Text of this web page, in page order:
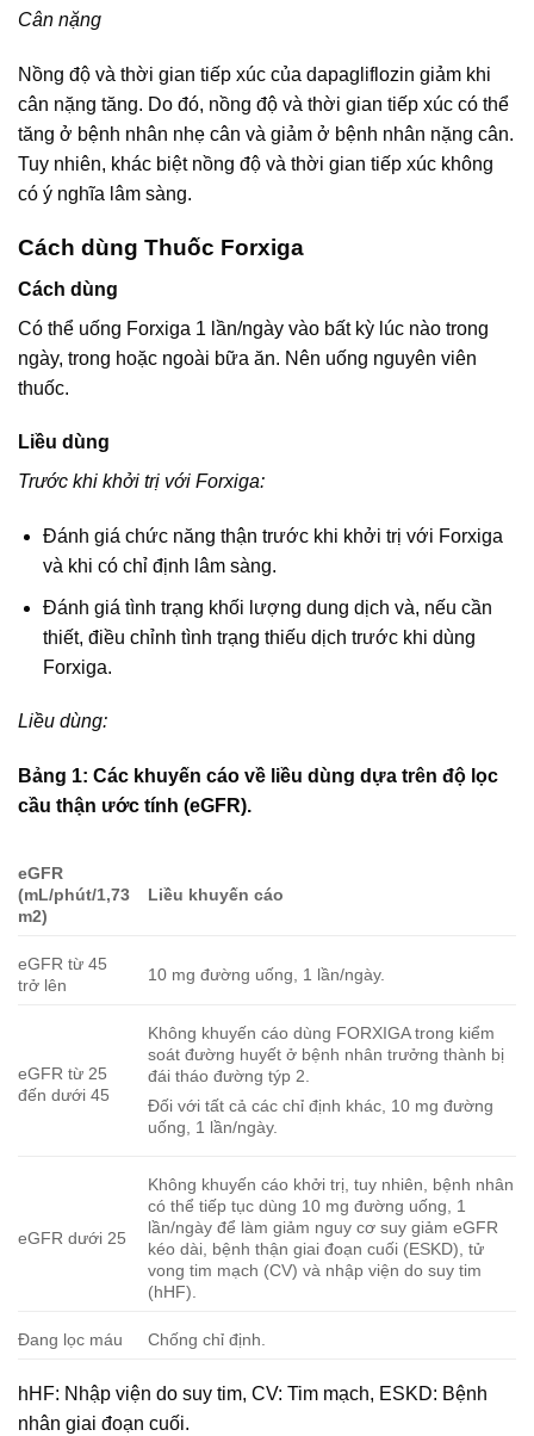
Cân nặng
Nồng độ và thời gian tiếp xúc của dapagliflozin giảm khi
cân nặng tăng. Do đó, nồng độ và thời gian tiếp xúc có thể
tăng ở bệnh nhân nhẹ cân và giảm ở bệnh nhân nặng cân.
Tuy nhiên, khác biệt nồng độ và thời gian tiếp xúc không
có ý nghĩa lâm sàng.
Cách dùng Thuốc Forxiga
Cách dùng
Có thể uống Forxiga 1 lần/ngày vào bất kỳ lúc nào trong
ngày, trong hoặc ngoài bữa ăn. Nên uống nguyên viên
thuốc.
Liều dùng
Trước khi khởi trị với Forxiga:
Đánh giá chức năng thận trước khi khởi trị với Forxiga
và khi có chỉ định lâm sàng.
Đánh giá tình trạng khối lượng dung dịch và, nếu cần
thiết, điều chỉnh tình trạng thiếu dịch trước khi dùng
Forxiga.
Liều dùng:
Bảng 1: Các khuyến cáo về liều dùng dựa trên độ lọc
cầu thận ước tính (eGFR).
eGFR
(mL/phút/1,73
m2)
Liều khuyến cáo
eGFR từ 45
trở lên
10 mg đường uống, 1 lần/ngày.
eGFR từ 25
đến dưới 45
Không khuyến cáo dùng FORXIGA trong kiểm
soát đường huyết ở bệnh nhân trưởng thành bị
đái tháo đường týp 2.
Đối với tất cả các chỉ định khác, 10 mg đường
uống, 1 lần/ngày.
eGFR dưới 25
Không khuyến cáo khởi trị, tuy nhiên, bệnh nhân
có thể tiếp tục dùng 10 mg đường uống, 1
lần/ngày để làm giảm nguy cơ suy giảm eGFR
kéo dài, bệnh thận giai đoạn cuối (ESKD), tử
vong tim mạch (CV) và nhập viện do suy tim
(hHF).
Đang lọc máu Chống chỉ định.
hHF: Nhập viện do suy tim, CV: Tim mạch, ESKD: Bệnh
nhân giai đoạn cuối.